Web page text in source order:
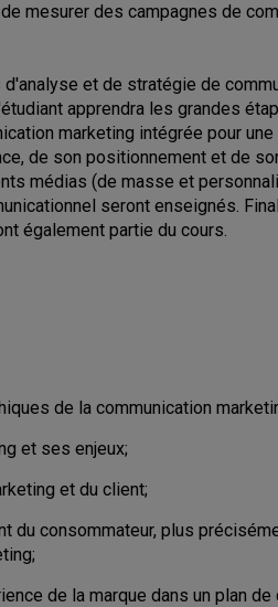
mesurer des campagnes de
et de stratégie de
apprendra les grandes
marketing intégrée pour
de son positionnement et de
médias (de masse et
seront enseignés.
également partie du cours.
de la communication
et ses enjeux;
et du client;
du consommateur, plus
de la marque dans un plan de